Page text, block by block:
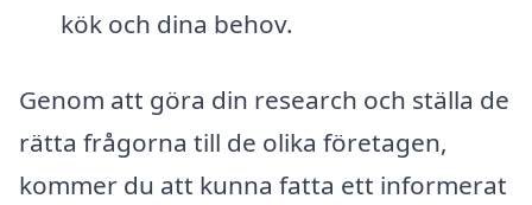
kök och dina behov.
Genom att göra din research och ställa de
rätta frågorna till de olika företagen,
kommer du att kunna fatta ett informerat